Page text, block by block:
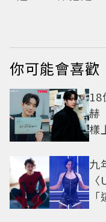
你可能會喜歡
18
赫
樣
九